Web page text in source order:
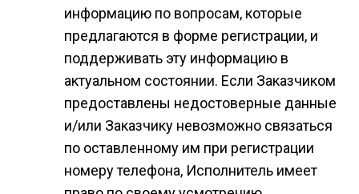
информацию по вопросам, которые
предлагаются в форме регистрации, и
поддерживать эту информацию в
актуальном состоянии. Если Заказчиком
предоставлены недостоверные данные
и/или Заказчику невозможно связаться
по оставленному им при регистрации
номеру телефона, Исполнитель имеет